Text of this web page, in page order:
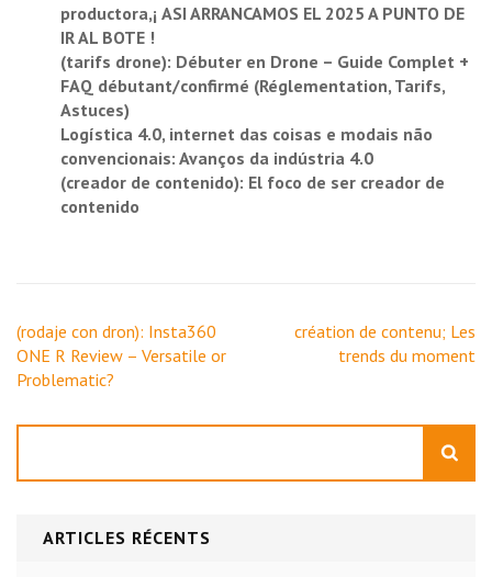
productora,¡ ASI ARRANCAMOS EL 2025 A PUNTO DE
IR AL BOTE !
(tarifs drone): Débuter en Drone – Guide Complet +
FAQ débutant/confirmé (Réglementation, Tarifs,
Astuces)
Logística 4.0, internet das coisas e modais não
convencionais: Avanços da indústria 4.0
(creador de contenido): El foco de ser creador de
contenido
Navigation
de
l’article
(rodaje con dron): Insta360
ONE R Review – Versatile or
Problematic?
création de contenu; Les
trends du moment
ARTICLES RÉCENTS